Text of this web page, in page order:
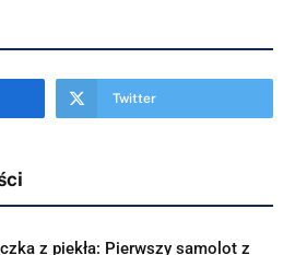
Twitter
z piekła: Pierwszy samolot z